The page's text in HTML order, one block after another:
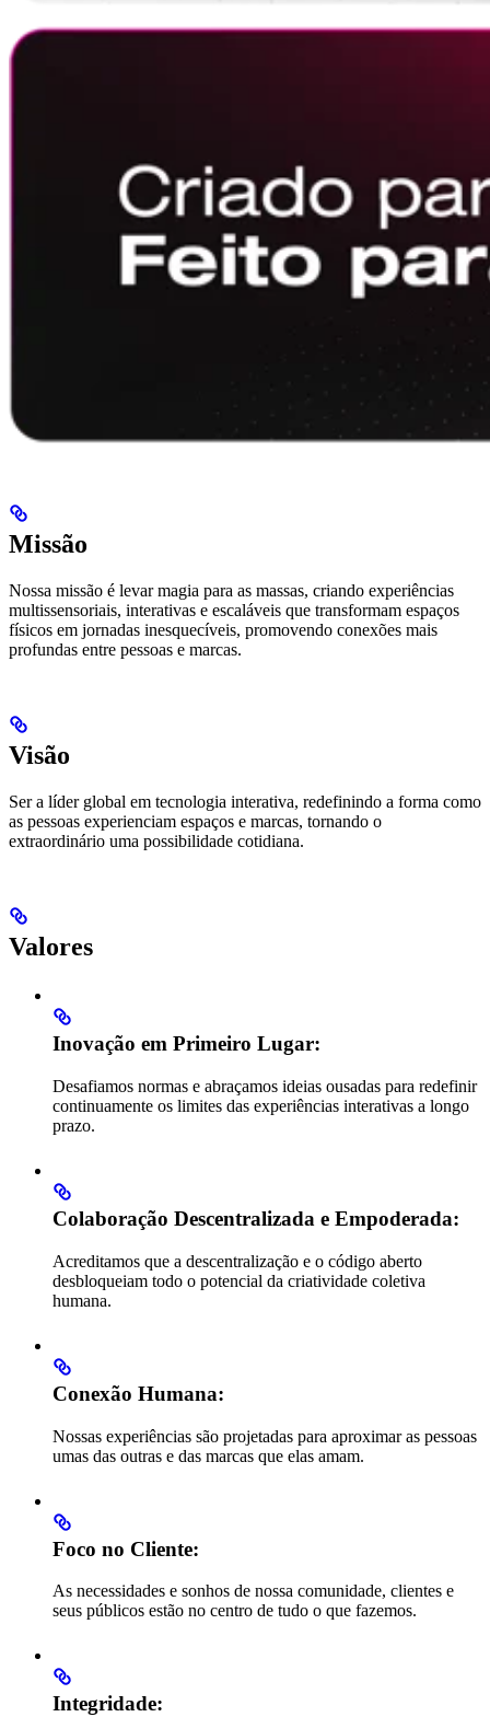
Missão
Nossa missão é levar magia para as massas, criando experiências
multissensoriais, interativas e escaláveis que transformam espaços
físicos em jornadas inesquecíveis, promovendo conexões mais
profundas entre pessoas e marcas.
Visão
Ser a líder global em tecnologia interativa, redefinindo a forma como
as pessoas experienciam espaços e marcas, tornando o
extraordinário uma possibilidade cotidiana.
Valores
Inovação em Primeiro Lugar:
Desafiamos normas e abraçamos ideias ousadas para redefinir
continuamente os limites das experiências interativas a longo
prazo.
Colaboração Descentralizada e Empoderada:
Acreditamos que a descentralização e o código aberto
desbloqueiam todo o potencial da criatividade coletiva
humana.
Conexão Humana:
Nossas experiências são projetadas para aproximar as pessoas
umas das outras e das marcas que elas amam.
Foco no Cliente:
As necessidades e sonhos de nossa comunidade, clientes e
seus públicos estão no centro de tudo o que fazemos.
Integridade: